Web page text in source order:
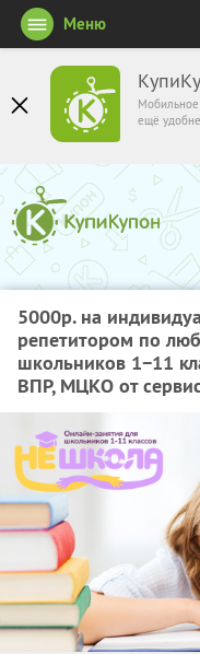
ещё
Меню
5000р. на
репетитором по
школьников 1−11
ВПР, МЦКО от